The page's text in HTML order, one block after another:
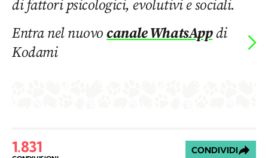
di fattori psicologici, evolutivi e sociali.
Entra nel nuovocanale WhatsAppdi
Kodami
diLuca Spennacchio